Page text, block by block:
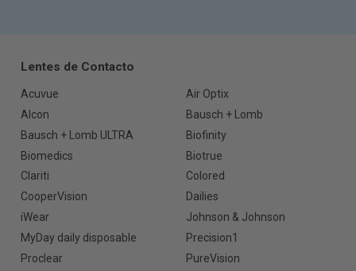
Lentes de Contacto
Acuvue
Air Optix
Alcon
Bausch + Lomb
Bausch + Lomb ULTRA
Biofinity
Biomedics
Biotrue
Clariti
Colored
CooperVision
Dailies
iWear
Johnson & Johnson
MyDay daily disposable
Precision1
Proclear
PureVision